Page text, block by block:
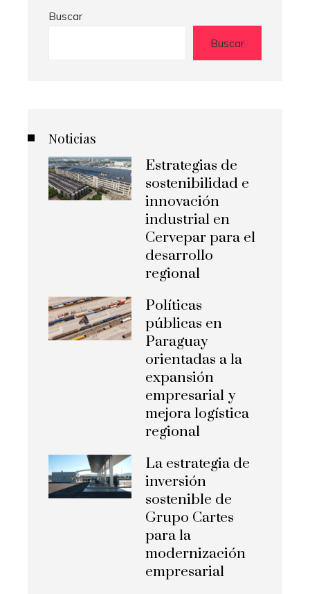
Buscar
Buscar
Noticias
Estrategias de
sostenibilidad e
innovación
industrial en
Cervepar para el
desarrollo
regional
Políticas
públicas en
Paraguay
orientadas a la
expansión
empresarial y
mejora logística
regional
La estrategia de
inversión
sostenible de
Grupo Cartes
para la
modernización
empresarial